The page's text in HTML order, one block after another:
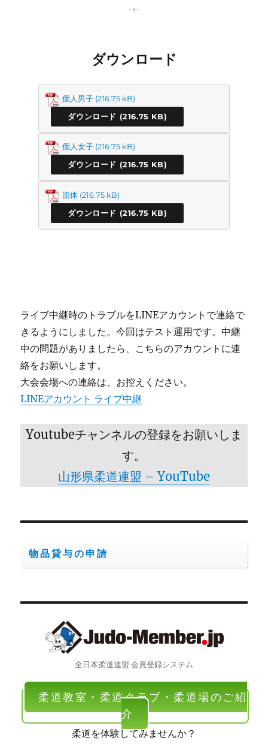
ダウンロード
個人男子
ダウンロード
個人女子
ダウンロード
団体
ダウンロード
ライブ中継時のトラブルをLINEアカウントで連絡で
きるようにしました。今回はテスト運用です。中継
中の問題がありましたら、こちらのアカウントに連
絡をお願いします。
大会会場への連絡は、お控えください。
LINEアカウント ライブ中継
Youtubeチャンネルの登録をお願いしま
す。
山形県柔道連盟 – YouTube
物品貸与の申請
全日本柔道連盟 会員登録システム
柔道教室・柔道クラブ・柔道場のご紹
介
柔道を体験してみませんか？